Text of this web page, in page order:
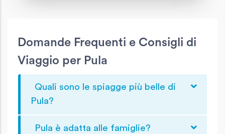
Domande Frequenti e Consigli di
Viaggio per Pula
Quali sono le spiagge più belle di
Pula?
Pula è adatta alle famiglie?